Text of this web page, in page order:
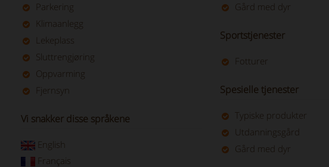
Parkering
Klimaanlegg
Lekeplass
Sluttrengjøring
Oppvarming
Fjernsyn
Gård med dyr
Sportstjenester
Fotturer
Spesielle tjenester
Typiske produkter
Utdanningsgård
Gård med dyr
Vi snakker disse språkene
English
Français